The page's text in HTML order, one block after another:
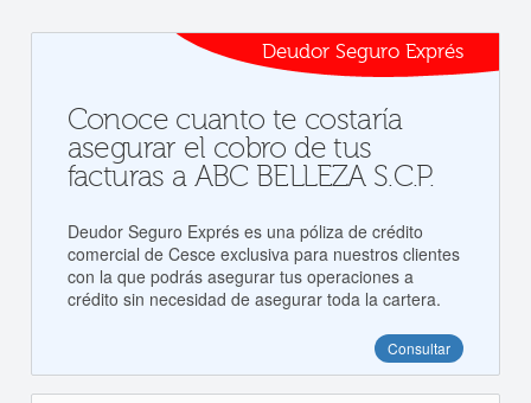
Deudor Seguro Exprés
Conoce cuanto te costaría
asegurar el cobro de tus
facturas a ABC BELLEZA S.C.P.
Deudor Seguro Exprés es una póliza de crédito
comercial de Cesce exclusiva para nuestros clientes
con la que podrás asegurar tus operaciones a
crédito sin necesidad de asegurar toda la cartera.
Consultar